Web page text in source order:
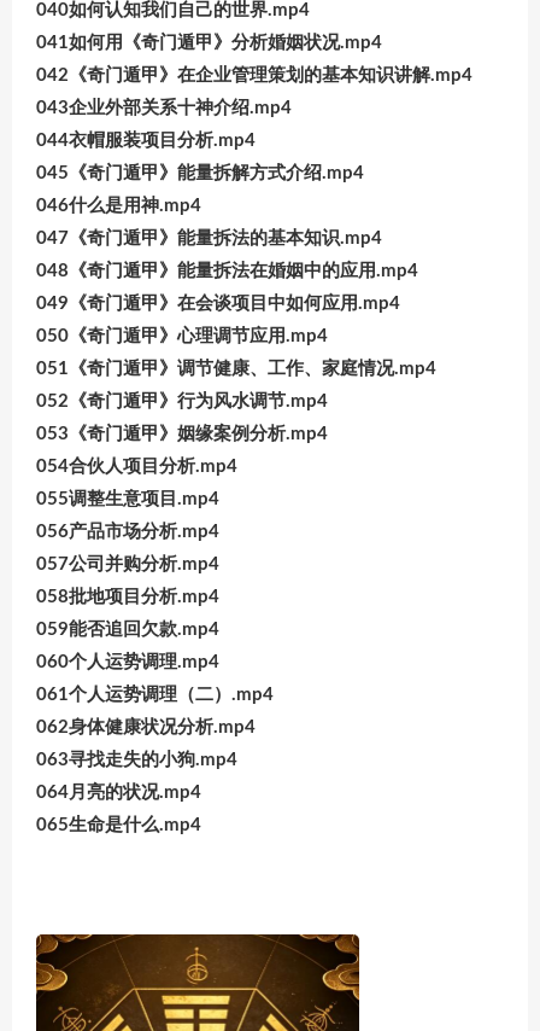
040如何认知我们自己的世界.mp4
041如何用《奇门遁甲》分析婚姻状况.mp4
042《奇门遁甲》在企业管理策划的基本知识讲解.mp4
043企业外部关系十神介绍.mp4
044衣帽服装项目分析.mp4
045《奇门遁甲》能量拆解方式介绍.mp4
046什么是用神.mp4
047《奇门遁甲》能量拆法的基本知识.mp4
048《奇门遁甲》能量拆法在婚姻中的应用.mp4
049《奇门遁甲》在会谈项目中如何应用.mp4
050《奇门遁甲》心理调节应用.mp4
051《奇门遁甲》调节健康、工作、家庭情况.mp4
052《奇门遁甲》行为风水调节.mp4
053《奇门遁甲》姻缘案例分析.mp4
054合伙人项目分析.mp4
055调整生意项目.mp4
056产品市场分析.mp4
057公司并购分析.mp4
058批地项目分析.mp4
059能否追回欠款.mp4
060个人运势调理.mp4
061个人运势调理（二）.mp4
062身体健康状况分析.mp4
063寻找走失的小狗.mp4
064月亮的状况.mp4
065生命是什么.mp4